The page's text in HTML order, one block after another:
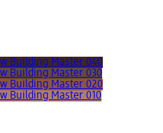
Building Master 040
Building Master 030
Building Master 020
Building Master 010